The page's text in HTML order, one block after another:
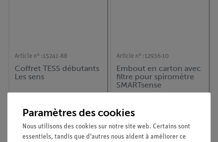
Article n° :15241-88
Coffret TESS débutants
Les sens
Article n° :12936-10
Embout en carton avec
filtre pour spiromètre
SMARTsense
Paramètres des cookies
Nous utilisons des cookies sur notre site web. Certains sont
essentiels, tandis que d'autres nous aident à améliorer ce